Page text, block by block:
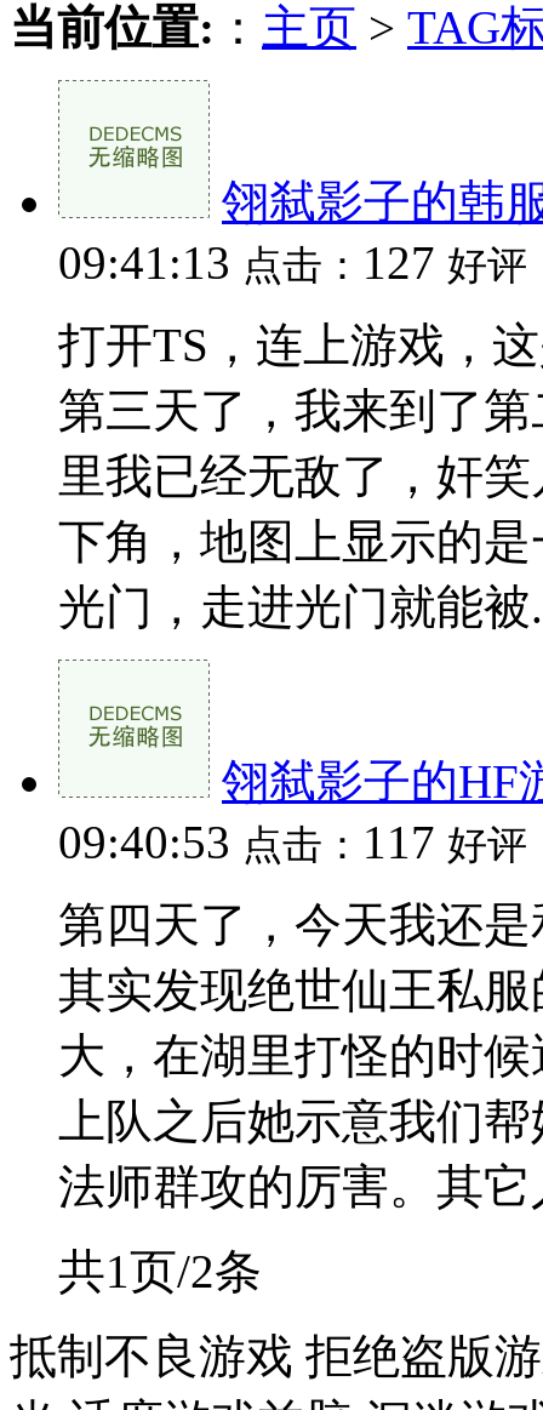
当前位置: ： 主页 > TAG
翎弑影子的韩
09:41:13 点击： 127 好评
打开TS，连上游戏，
第三天了，我来到了
里我已经无敌了，奸
下角，地图上显示的
光门，走进光门就能被
翎弑影子的HF
09:40:53 点击： 117 好评
第四天了，今天我还
其实发现绝世仙王私
大，在湖里打怪的时
上队之后她示意我们
法师群攻的厉害。其它
共1页/2条
抵制不良游戏 拒绝盗版